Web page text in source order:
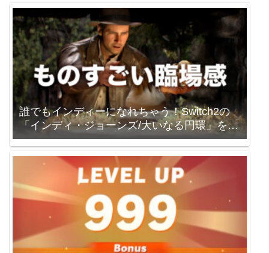
誰でもインディーになれちゃう！Switch2の
「インディ・ジョーンズ/大いなる円環」を買
いました。